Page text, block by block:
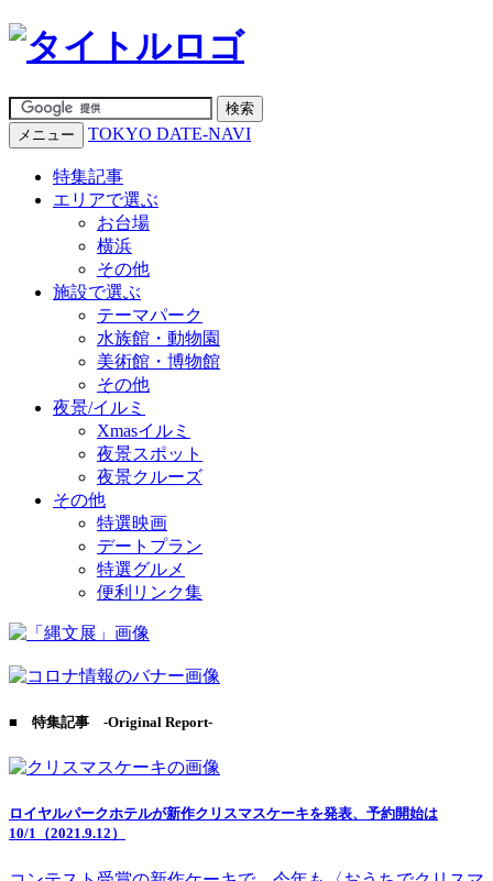
メニュー TOKYO DATE-NAVI
特集記事
エリアで選ぶ
お台場
横浜
その他
施設で選ぶ
テーマパーク
水族館・動物園
美術館・博物館
その他
夜景/イルミ
Xmasイルミ
夜景スポット
夜景クルーズ
その他
特選映画
デートプラン
特選グルメ
便利リンク集
■ 特集記事 -Original Report-
ロイヤルパークホテルが新作クリスマスケーキを発表、予約開始は
10/1（2021.9.12）